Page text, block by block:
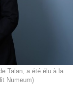
Talan, a été élu à la
Numeum)